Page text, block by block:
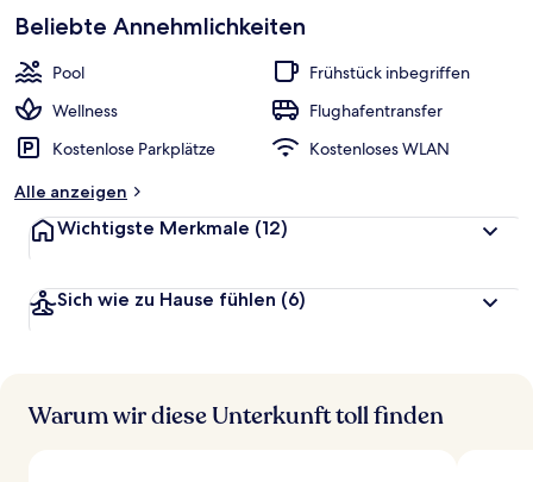
Beliebte Annehmlichkeiten
Pool
Frühstück inbegriffen
Wellness
Flughafentransfer
Kostenlose Parkplätze
Kostenloses WLAN
Alle anzeigen
Wichtigste Merkmale (12)
Sich wie zu Hause fühlen (6)
Warum wir diese Unterkunft toll finden